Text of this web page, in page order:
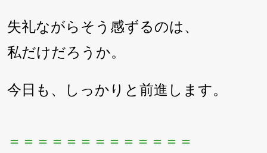
失礼ながらそう感ずるのは、
私だけだろうか。
今日も、しっかりと前進します。
＝＝＝＝＝＝＝＝＝＝＝＝＝